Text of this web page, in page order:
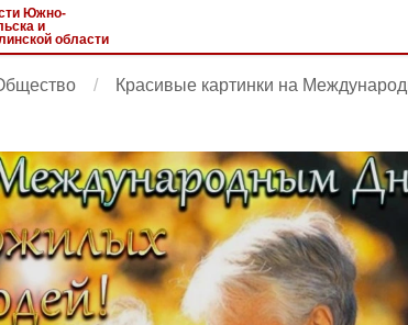
Южно-
и
области
Красивые картинки на